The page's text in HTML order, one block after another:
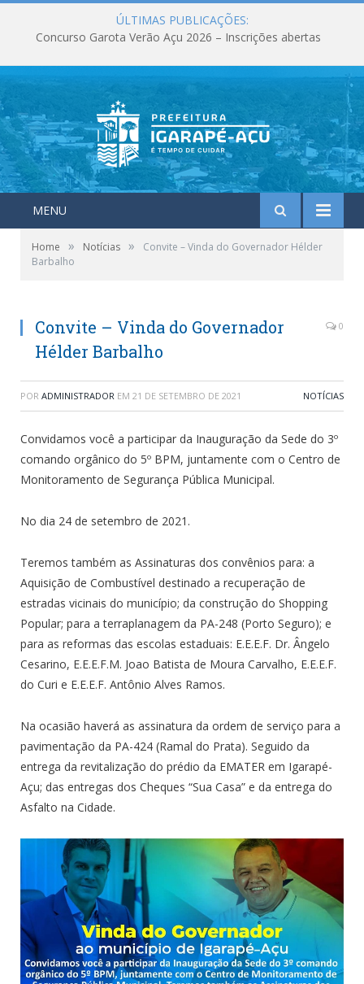
ÚLTIMAS PUBLICAÇÕES:
Concurso Garota Verão Açu 2026 – Inscrições abertas
MENU
Home » Notícias »
Convite – Vinda do Governador Hélder
Barbalho
Convite – Vinda do Governador
Hélder Barbalho
0
POR ADMINISTRADOR EM 21 DE SETEMBRO DE 2021 NOTÍCIAS
Convidamos você a participar da Inauguração da Sede do 3º
comando orgânico do 5º BPM, juntamente com o Centro de
Monitoramento de Segurança Pública Municipal.
No dia 24 de setembro de 2021.
Teremos também as Assinaturas dos convênios para: a
Aquisição de Combustível destinado a recuperação de
estradas vicinais do município; da construção do Shopping
Popular; para a terraplanagem da PA-248 (Porto Seguro); e
para as reformas das escolas estaduais: E.E.E.F. Dr. Ângelo
Cesarino, E.E.E.F.M. Joao Batista de Moura Carvalho, E.E.E.F.
do Curi e E.E.E.F. Antônio Alves Ramos.
Na ocasião haverá as assinatura da ordem de serviço para a
pavimentação da PA-424 (Ramal do Prata). Seguido da
entrega da revitalização do prédio da EMATER em Igarapé-
Açu; das entregas dos Cheques “Sua Casa” e da entrega do
Asfalto na Cidade.